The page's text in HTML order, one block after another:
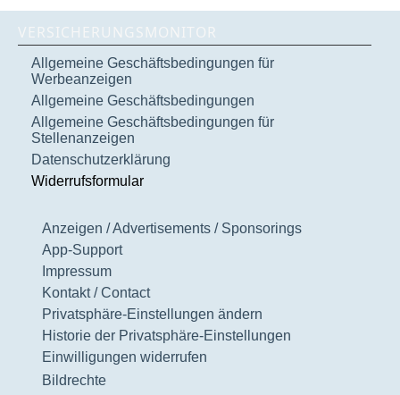
VERSICHERUNGSMONITOR
Allgemeine Geschäftsbedingungen für
Werbeanzeigen
Allgemeine Geschäftsbedingungen
Allgemeine Geschäftsbedingungen für
Stellenanzeigen
Datenschutzerklärung
Widerrufsformular
Anzeigen / Advertisements / Sponsorings
App-Support
Impressum
Kontakt / Contact
Privatsphäre-Einstellungen ändern
Historie der Privatsphäre-Einstellungen
Einwilligungen widerrufen
Bildrechte